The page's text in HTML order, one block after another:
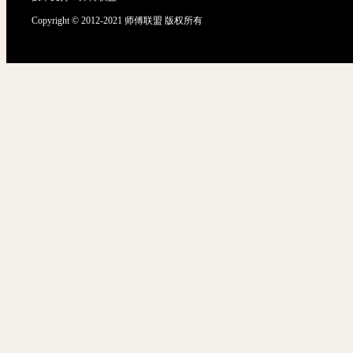
Copyright © 2012-2021 师傅联盟 版权所有